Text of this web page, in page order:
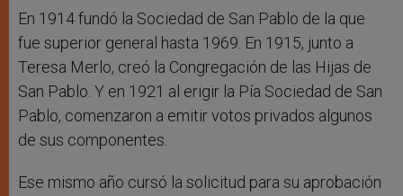
En 1914 fundó la Sociedad de San Pablo de la que
fue superior general hasta 1969. En 1915, junto a
Teresa Merlo, creó la Congregación de las Hijas de
San Pablo. Y en 1921 al erigir la Pía Sociedad de San
Pablo, comenzaron a emitir votos privados algunos
de sus componentes.
Ese mismo año cursó la solicitud para su aprobación